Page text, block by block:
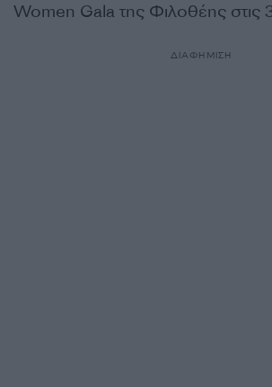
Women Gala της Φιλοθέης στις
ΔΙΑΦΗΜΙΣΗ